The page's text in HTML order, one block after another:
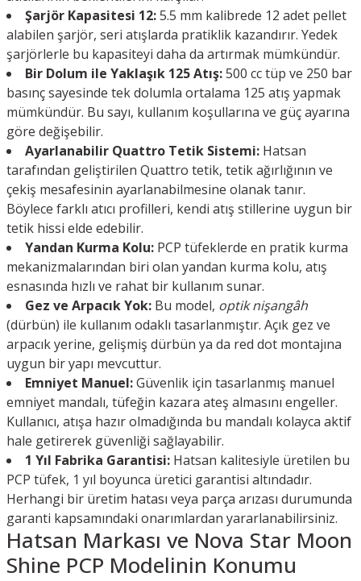
Şarjör Kapasitesi 12:5.5 mm kalibrede 12 adet pellet
alabilen şarjör, seri atışlarda pratiklik kazandırır. Yedek
şarjörlerle bu kapasiteyi daha da artırmak mümkündür.
Bir Dolum ile Yaklaşık 125 Atış:500 cc tüp ve 250 bar
basınç sayesinde tek dolumla ortalama 125 atış yapmak
mümkündür. Bu sayı, kullanım koşullarına ve güç ayarına
göre değişebilir.
Ayarlanabilir Quattro Tetik Sistemi: Hatsan
tarafından geliştirilen Quattro tetik, tetik ağırlığının ve
çekiş mesafesinin ayarlanabilmesine olanak tanır.
Böylece farklı atıcı profilleri, kendi atış stillerine uygun bir
tetik hissi elde edebilir.
Yandan Kurma Kolu: PCP tüfeklerde en pratik kurma
mekanizmalarından biri olan yandan kurma kolu, atış
esnasında hızlı ve rahat bir kullanım sunar.
Gez ve Arpacık Yok: Bu model, optik nişangâh
(dürbün) ile kullanım odaklı tasarlanmıştır. Açık gez ve
arpacık yerine, gelişmiş dürbün ya da red dot montajına
uygun bir yapı mevcuttur.
Emniyet Manuel:Güvenlik için tasarlanmış manuel
emniyet mandalı, tüfeğin kazara ateş almasını engeller.
Kullanıcı, atışa hazır olmadığında bu mandalı kolayca aktif
hale getirerek güvenliği sağlayabilir.
1 Yıl Fabrika Garantisi: Hatsan kalitesiyle üretilen bu
PCP tüfek, 1 yıl boyunca üretici garantisi altındadır.
Herhangi bir üretim hatası veya parça arızası durumunda
garanti kapsamındaki onarımlardan yararlanabilirsiniz.
Hatsan Markası ve Nova Star Moon
Shine PCP Modelinin Konumu